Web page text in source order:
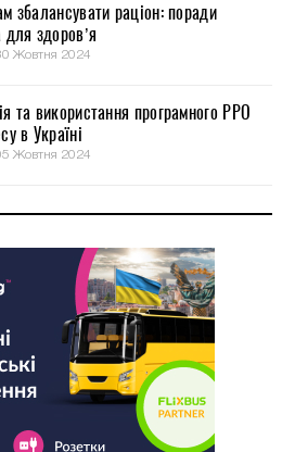
збалансувати раціон: поради
для здоров’я
Жовтня 2024
та використання програмного РРО
в Україні
Жовтня 2024